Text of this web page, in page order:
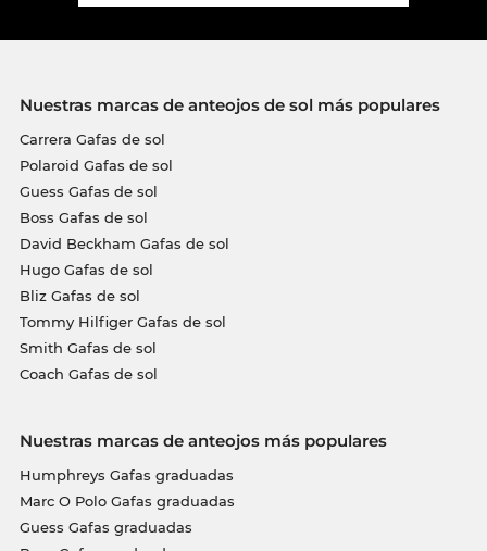
Nuestras marcas de anteojos de sol más populares
Carrera Gafas de sol
Polaroid Gafas de sol
Guess Gafas de sol
Boss Gafas de sol
David Beckham Gafas de sol
Hugo Gafas de sol
Bliz Gafas de sol
Tommy Hilfiger Gafas de sol
Smith Gafas de sol
Coach Gafas de sol
Nuestras marcas de anteojos más populares
Humphreys Gafas graduadas
Marc O Polo Gafas graduadas
Guess Gafas graduadas